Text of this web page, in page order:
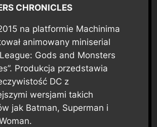
CHRONICLES
na platformie Machinima
animowany miniserial
Gods and Monsters
Produkcja przedstawia
DC z
wersjami takich
jak Batman, Superman i